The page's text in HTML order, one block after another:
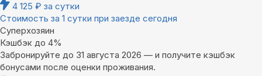
4 125 ₽ за сутки
Стоимость за 1 сутки при заезде сегодня
Суперхозяин
Кэшбэк до 4%
Забронируйте до 31 августа 2026 — и получите кэшбэк
бонусами после оценки проживания.